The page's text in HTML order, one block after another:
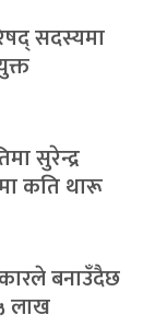
सदस्यमा
सुरेन्द्र
कति थारू
बनाउँदैछ
लाख